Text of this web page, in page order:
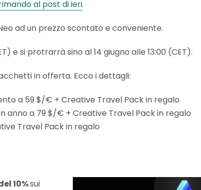
al post di ieri.
ad un prezzo scontato e conveniente.
e si protrarrà sino al 14 giugno alle 13:00 (CET).
in offerta. Ecco i dettagli:
a 59 $/€ + Creative Travel Pack in regalo
anno a 79 $/€ + Creative Travel Pack in regalo
Travel Pack in regalo
10%sui